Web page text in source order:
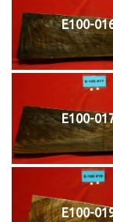
E100-
E100-
E100-